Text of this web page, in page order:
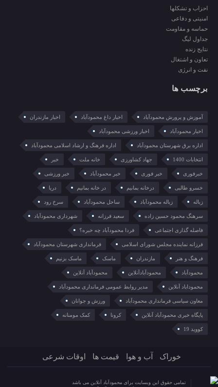
احزاب و تشکلها
امنیتی و دفاعی
حماسه و مقاومت
جداول لیگ
نتایج زنده
تعاون و اشتغال
نفت و انرژی
برچسب ها
آموزش و پرورش محمودآباد اخبار داغ محمودآباد اخبار مازندران
اخبار محمودآباد اخبار ورزشی محمودآباد
اداره برق شهرستان محمودآباد اداره فرهنگ و ارشاد اسلامی محمودآباد
انتخابات 1400 جهاد کشاورزی خانه ملت خبر
خبرفوری خبر فوری خبر محمودآباد خبر ورزشی
خسرو طالبی درخانه بمانیم در خانه بمانیم دریا
زباله زباله محمودآباد ساحل محمودآباد سرخ رود
سرهنگ محمود حسین زاده سعید فرزانه شهرداری محمودآباد
فاصله گذاری اجتماعی فردا محمودآباد چه خبره؟
فرزانه نماینده مجلس شورای اسلامی فرمانداری شهرستان محمودآباد
فرهنگ و هنر مازندران ماسک ماسک بزنیم
محمودآباد محمودآبادآنلاین محمودآباد آنلاین
محموداباد آنلاین مدیر روابط عمومی فرمانداری محمودآباد
معاون سیاسی فرمانداری محمودآباد ورزش و جوانان
پایگاه خبری محمودآباد آنلاین کرونا کمک مومنانه
کووید 19
خوراک آب و هوا قیمت ها اوقات شرعی
تمامی حقوق این وبسایت برای محمودآباد آنلاین می باشد